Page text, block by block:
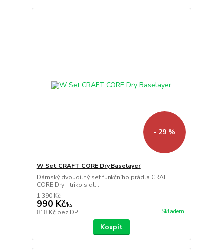
- 29 %
W Set CRAFT CORE Dry Baselayer
Dámský dvoudílný set funkčního prádla CRAFT
CORE Dry - triko s dl...
1 390 Kč
990 Kč/ks
818 Kč bez DPH Skladem
Koupit